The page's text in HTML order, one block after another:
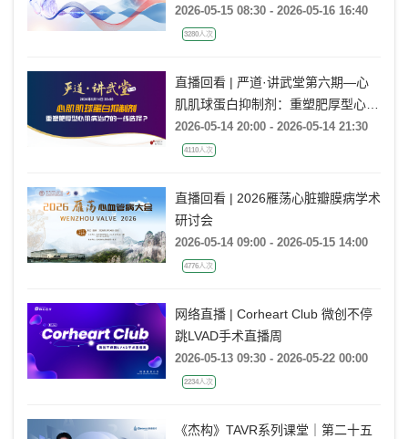
2026-05-15 08:30 - 2026-05-16 16:40
3280人次
直播回看 | 严道·讲武堂第六期—心
肌肌球蛋白抑制剂：重塑肥厚型心肌
病治疗的一线选择？
2026-05-14 20:00 - 2026-05-14 21:30
4110人次
直播回看 | 2026雁荡心脏瓣膜病学术
研讨会
2026-05-14 09:00 - 2026-05-15 14:00
4776人次
网络直播 | Corheart Club 微创不停
跳LVAD手术直播周
2026-05-13 09:30 - 2026-05-22 00:00
2234人次
《杰构》TAVR系列课堂｜第二十五